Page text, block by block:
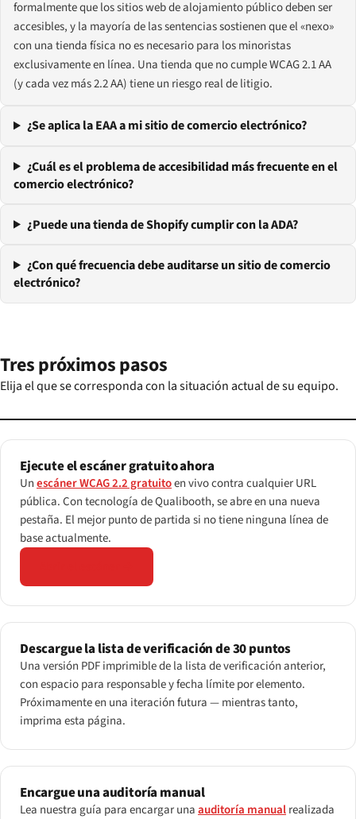
formalmente que los sitios web de alojamiento público deben ser
accesibles, y la mayoría de las sentencias sostienen que el «nexo»
con una tienda física no es necesario para los minoristas
exclusivamente en línea. Una tienda que no cumple WCAG 2.1 AA
(y cada vez más 2.2 AA) tiene un riesgo real de litigio.
¿Se aplica la EAA a mi sitio de comercio electrónico?
¿Cuál es el problema de accesibilidad más frecuente en el
comercio electrónico?
¿Puede una tienda de Shopify cumplir con la ADA?
¿Con qué frecuencia debe auditarse un sitio de comercio
electrónico?
Tres próximos pasos
Elija el que se corresponda con la situación actual de su equipo.
Ejecute el escáner gratuito ahora
Unescáner WCAG 2.2 gratuitoen vivo contra cualquier URL
pública. Con tecnología de Qualibooth, se abre en una nueva
pestaña. El mejor punto de partida si no tiene ninguna línea de
base actualmente.
Descargue la lista de verificación de 30 puntos
Una versión PDF imprimible de la lista de verificación anterior,
con espacio para responsable y fecha límite por elemento.
Próximamente en una iteración futura — mientras tanto,
imprima esta página.
Encargue una auditoría manual
Lea nuestra guía para encargar unaauditoría manualrealizada